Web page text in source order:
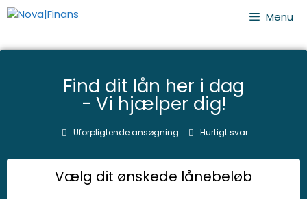
Menu
Find dit lån her i dag
- Vi hjælper dig!
Uforpligtende ansøgning Hurtigt svar
Vælg dit ønskede lånebeløb